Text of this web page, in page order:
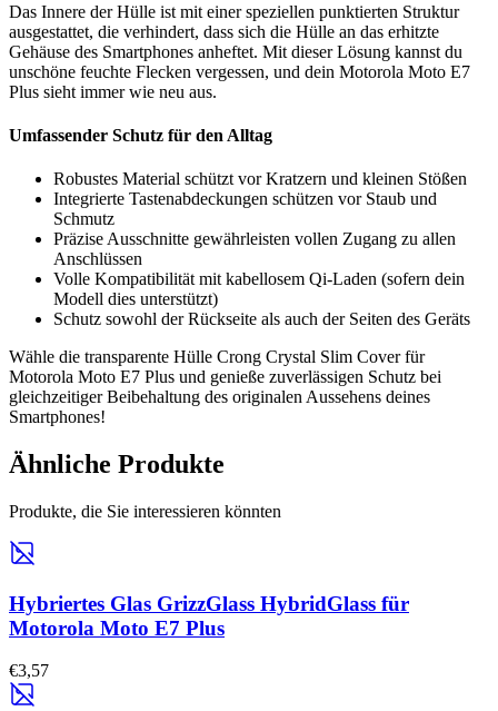
Das Innere der Hülle ist mit einer speziellen punktierten Struktur
ausgestattet, die verhindert, dass sich die Hülle an das erhitzte
Gehäuse des Smartphones anheftet. Mit dieser Lösung kannst du
unschöne feuchte Flecken vergessen, und dein Motorola Moto E7
Plus sieht immer wie neu aus.
Umfassender Schutz für den Alltag
Robustes Material schützt vor Kratzern und kleinen Stößen
Integrierte Tastenabdeckungen schützen vor Staub und
Schmutz
Präzise Ausschnitte gewährleisten vollen Zugang zu allen
Anschlüssen
Volle Kompatibilität mit kabellosem Qi-Laden (sofern dein
Modell dies unterstützt)
Schutz sowohl der Rückseite als auch der Seiten des Geräts
Wähle die transparente Hülle Crong Crystal Slim Cover für
Motorola Moto E7 Plus und genieße zuverlässigen Schutz bei
gleichzeitiger Beibehaltung des originalen Aussehens deines
Smartphones!
Ähnliche Produkte
Produkte, die Sie interessieren könnten
Hybriertes Glas GrizzGlass HybridGlass für
Motorola Moto E7 Plus
€3,57